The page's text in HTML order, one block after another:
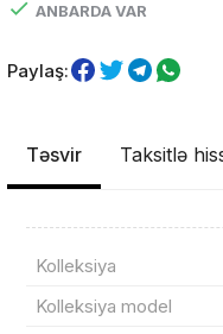
ANBARDA VAR
Paylaş:
Təsvir Taksitlə
Kolleksiya
Kolleksiya model